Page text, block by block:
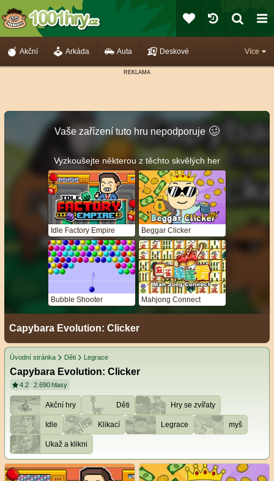
Více
Akční Arkáda Auta Deskové
Vaše zařízení tuto hru nepodporuje 🥴️
Vyzkoušejte některou z těchto skvělých her
Idle Factory Empire Beggar Clicker
Bubble Shooter Mahjong Connect
Capybara Evolution: Clicker
Úvodní stránka Děti Legrace
Capybara Evolution: Clicker
4.2 2.690 hlasy
Akční hry Děti Hry se zvířaty
Idle Klikací Legrace myš
Ukaž a klikni